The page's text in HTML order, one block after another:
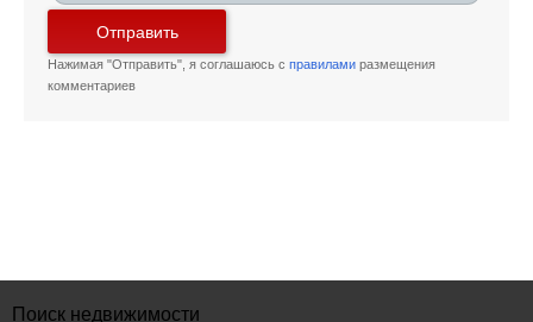
Отправить
Нажимая "Отправить", я соглашаюсь с правилами размещения
комментариев
Поиск недвижимости